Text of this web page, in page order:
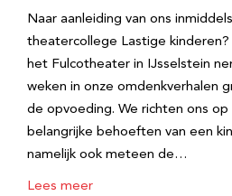
Naar aanleiding van ons
theatercollege Lastige kinderen?
het Fulcotheater in IJsselstein
weken in onze omdenkverhalen
de opvoeding. We richten ons
belangrijke behoeften van een
namelijk ook meteen de…
Lees meer